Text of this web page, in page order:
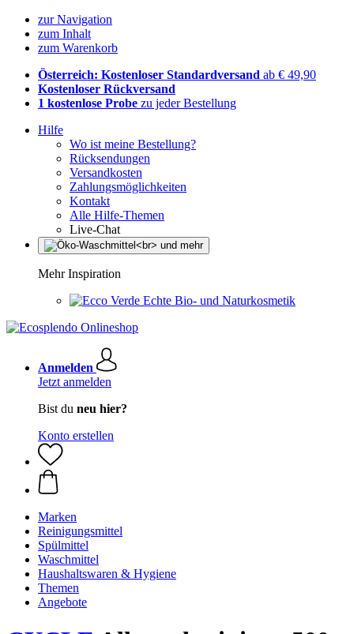
zur Navigation
zum Inhalt
zum Warenkorb
Österreich: Kostenloser Standardversand ab € 49,90
Kostenloser Rückversand
1 kostenlose Probe zu jeder Bestellung
Hilfe
Wo ist meine Bestellung?
Rücksendungen
Versandkosten
Zahlungsmöglichkeiten
Kontakt
Alle Hilfe-Themen
Live-Chat
Mehr Inspiration
Echte Bio- und Naturkosmetik
Anmelden
Jetzt anmelden
Bist du neu hier?
Konto erstellen
Marken
Reinigungsmittel
Spülmittel
Waschmittel
Haushaltswaren & Hygiene
Themen
Angebote